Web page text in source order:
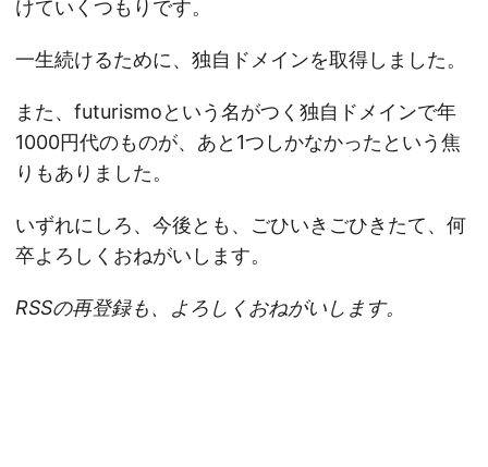
けていくつもりです。
一生続けるために、独自ドメインを取得しました。
また、futurismoという名がつく独自ドメインで年
1000円代のものが、あと1つしかなかったという焦
りもありました。
いずれにしろ、今後とも、ごひいきごひきたて、何
卒よろしくおねがいします。
RSSの再登録も、よろしくおねがいします。